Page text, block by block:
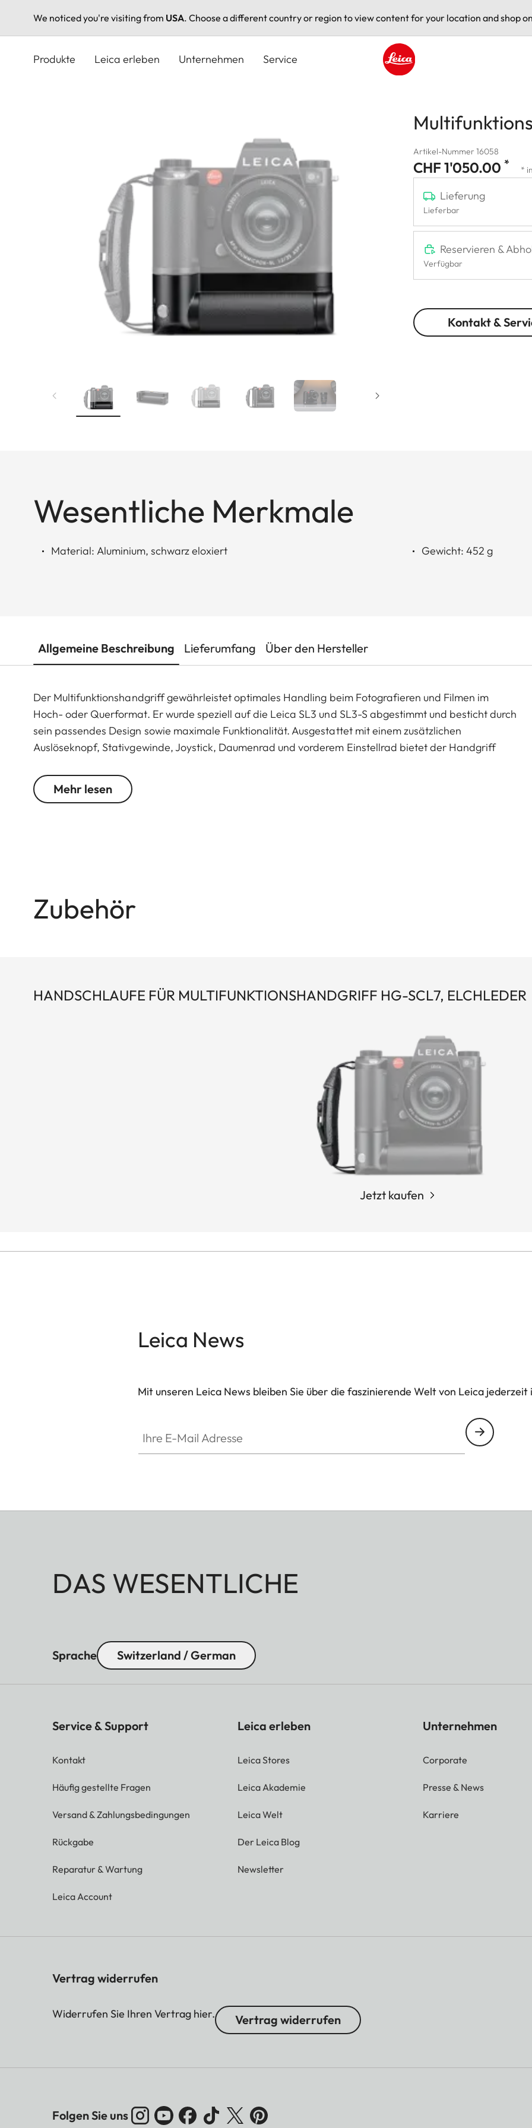
We noticed you're visiting from USA. Choose a different country or region to view content for your location and shop
Produkte Leica erleben Unternehmen Service
Artikel-Nummer 16058
CHF 1'050.00 * *
Lieferung
Lieferbar
Reservieren &
Verfügbar
Kontakt &
Wesentliche Merkmale
Material: Aluminium, schwarz eloxiert Gewicht: 452 g
Allgemeine Beschreibung Lieferumfang Über den Hersteller
Der Multifunktionshandgriff gewährleistet optimales Handling beim Fotografieren und Filmen im
Hoch- oder Querformat. Er wurde speziell auf die Leica SL3 und SL3-S abgestimmt und besticht durch
sein passendes Design sowie maximale Funktionalität. Ausgestattet mit einem zusätzlichen
Auslöseknopf, Stativgewinde, Joystick, Daumenrad und vorderem Einstellrad bietet der Handgriff
verdoppeln.
Mehr lesen
Zubehör
HANDSCHLAUFE FÜR MULTIFUNKTIONSHANDGRIFF HG-SCL7, ELCHLEDER
Jetzt kaufen
Leica News
Mit unseren Leica News bleiben Sie über die faszinierende Welt von Leica
DAS WESENTLICHE
Sprache Switzerland / German
Service & Support
Kontakt
Häufig gestellte Fragen
Versand & Zahlungsbedingungen
Rückgabe
Reparatur & Wartung
Leica Account
Leica erleben
Leica Stores
Leica Akademie
Leica Welt
Der Leica Blog
Newsletter
Unternehmen
Corporate
Presse & News
Karriere
Vertrag widerrufen
Widerrufen Sie Ihren Vertrag hier. Vertrag widerrufen
Folgen Sie uns